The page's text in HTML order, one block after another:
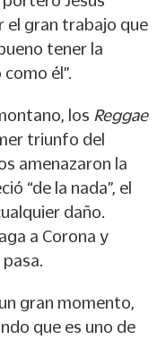
el gran trabajo que
tener la
él”.
los Reggae
triunfo del
amenazaron la
“de la nada”, el
daño.
a Corona y
gran momento,
que es uno de